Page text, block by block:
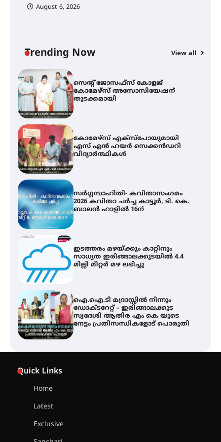
August 6, 2026
Trending Now View all
വെള്ളിയാഴ്ച സ്‌ക്രീൻ ചെയ്യുന്നു
സെന്റ് ജോസഫ്സ് കോളജ്
കോമേഴ്‌സ് അസോസിയേഷന്
തുടക്കമായി
കോമേഴ്സ് എക്സ്പോയുമായി
എസ് എൻ ഹയർ സെക്കൻഡറി
വിദ്യാർത്ഥികൾ
സർഗ്ഗസാഹിതി- കവിതാസംഗമം
2026 കവിതാ ചർച്ച കാട്ടൂർ, ടി. കെ.
ബാലൻ ഹാളിൽ 16ന്
ഇടത്തരം മഴയ്ക്കും കാറ്റിനും
സാധ്യത ഇരിങ്ങാലക്കുടയിൽ 4.4
മില്ലി മീറ്റർ മഴ ലഭിച്ചു
ഐ.ഐ.ടി മദ്രാസ്സിൽ നിന്നും
ഡോക്ടറേറ്റ് – ഇരിങ്ങാലക്കുട
സ്വദേശി ആതിര എം കെ യുടെ
നേട്ടം പ്രതിസന്ധികളോട് പൊരുതി
Quick Links
Home
Latest
Exclusive